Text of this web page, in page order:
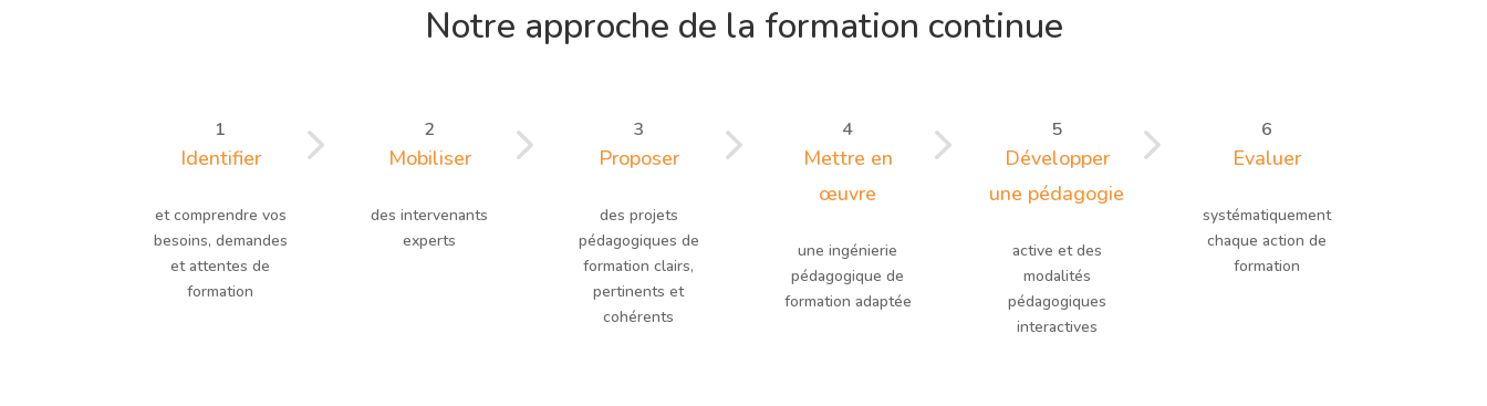
Notre approche de la formation continue
5
1
Identifier
et comprendre vos
besoins, demandes
et attentes de
formation
5
2
Mobiliser
des intervenants
experts
5
3
Proposer
des projets
pédagogiques de
formation clairs,
pertinents et
cohérents
5
4
Mettre en
œuvre
une ingénierie
pédagogique de
formation adaptée
5
5
Développer
une pédagogie
active et des
modalités
pédagogiques
interactives
6
Evaluer
systématiquement
chaque action de
formation